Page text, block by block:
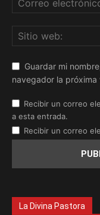
Guardar mi
navegador la
Recibir un correo
a esta entrada.
Recibir un correo
La Divina Pastora